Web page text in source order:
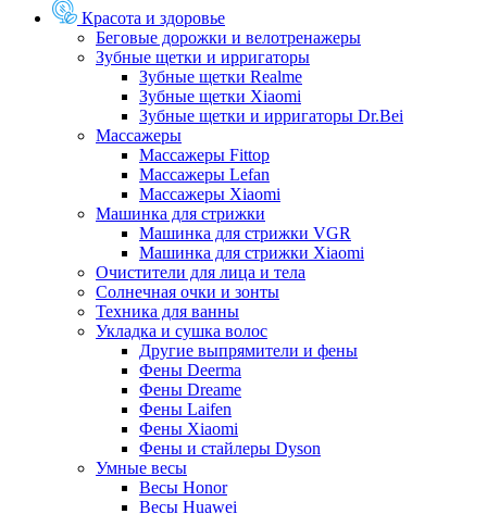
Красота и здоровье
Беговые дорожки и велотренажеры
Зубные щетки и ирригаторы
Зубные щетки Realme
Зубные щетки Xiaomi
Зубные щетки и ирригаторы Dr.Bei
Массажеры
Массажеры Fittop
Массажеры Lefan
Массажеры Xiaomi
Машинка для стрижки
Машинка для стрижки VGR
Машинка для стрижки Xiaomi
Очистители для лица и тела
Солнечная очки и зонты
Техника для ванны
Укладка и сушка волос
Другие выпрямители и фены
Фены Deerma
Фены Dreame
Фены Laifen
Фены Xiaomi
Фены и стайлеры Dyson
Умные весы
Весы Honor
Весы Huawei